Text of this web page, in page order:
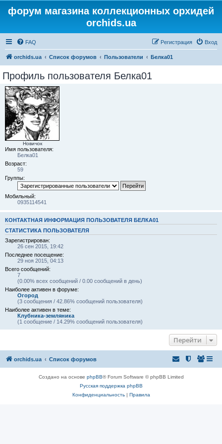
форум магазина коллекционных орхидей
orchids.ua
FAQ Вход
Регистрация
orchids.ua Список форумов Пользователи Белка01
Профиль пользователя Белка01
Новичок
Имя пользователя:
Белка01
Возраст:
59
Группы:
Мобильный:
0935114541
КОНТАКТНАЯ ИНФОРМАЦИЯ ПОЛЬЗОВАТЕЛЯ БЕЛКА01
СТАТИСТИКА ПОЛЬЗОВАТЕЛЯ
Зарегистрирован:
26 сен 2015, 19:42
Последнее посещение:
29 ноя 2015, 04:13
Всего сообщений:
7
(0.00% всех сообщений / 0.00 сообщений в день)
Наиболее активен в форуме:
Огород
(3 сообщения / 42.86% сообщений пользователя)
Наиболее активен в теме:
Клубника-земляника
(1 сообщение / 14.29% сообщений пользователя)
Перейти
orchids.ua Список форумов
Создано на основе phpBB® Forum Software © phpBB Limited
Русская поддержка phpBB
Конфиденциальность| Правила